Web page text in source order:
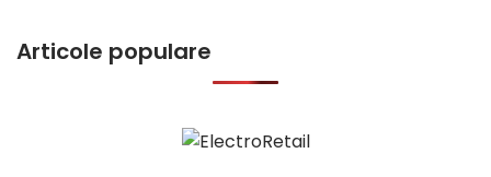
Articole populare